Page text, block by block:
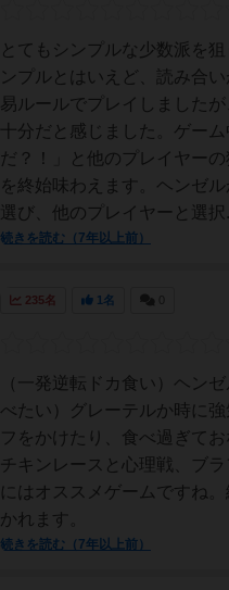
とてもシンプルな少数派を
ンプルとはいえど、読み合
易ルールでプレイしました
十分だと感じました。ゲー
だ？！」と他のプレイヤー
を終始味わえます。ヘンゼ
選び、他のプレイヤーと選択
続きを読む（7年以上前）
235名 1名
（一発逆転ドカ食い）ヘン
べたい）グレーテルか時に
フをかけたり、食べ過ぎて
チキンレースと心理戦、ブ
にはオススメゲームですね
かれます。
続きを読む（7年以上前）